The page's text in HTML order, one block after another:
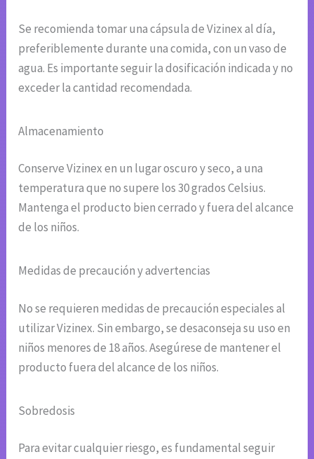
Se recomienda tomar una cápsula de Vizinex al día,
preferiblemente durante una comida, con un vaso de
agua. Es importante seguir la dosificación indicada y no
exceder la cantidad recomendada.
Almacenamiento
Conserve Vizinex en un lugar oscuro y seco, a una
temperatura que no supere los 30 grados Celsius.
Mantenga el producto bien cerrado y fuera del alcance
de los niños.
Medidas de precaución y advertencias
No se requieren medidas de precaución especiales al
utilizar Vizinex. Sin embargo, se desaconseja su uso en
niños menores de 18 años. Asegúrese de mantener el
producto fuera del alcance de los niños.
Sobredosis
Para evitar cualquier riesgo, es fundamental seguir